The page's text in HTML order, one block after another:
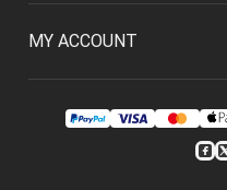
MY ACCOUNT